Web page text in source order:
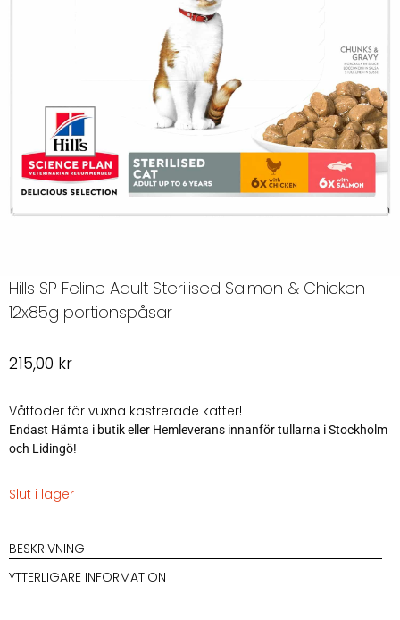
Hills SP Feline Adult Sterilised Salmon & Chicken
12x85g portionspåsar
215,00 kr
Våtfoder för vuxna kastrerade katter!
Endast Hämta i butik eller Hemleverans innanför tullarna i Stockholm
och Lidingö!
Slut i lager
BESKRIVNING
YTTERLIGARE INFORMATION